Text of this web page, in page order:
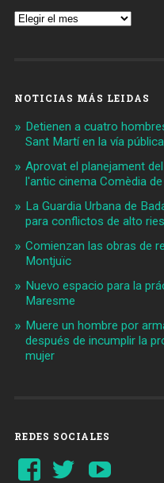
Archivos
NOTICIAS MÁS LEIDAS
Detienen a cuatro
Sant Martí en la vía pública
Aprovat el planejament
l'antic cinema Comèdia
La Guardia Urbana de
para conflictos de alto
Comienzan las obras de
Montjuïc
Nuevo espacio para la
Maresme
Muere un hombre por
después de incumplir la
mujer
REDES SOCIALES
Ver
perfil
Ver
perfil